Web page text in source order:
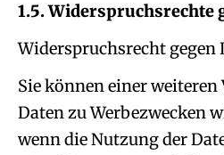
1.5. Widerspruchsrechte
Widerspruchsrecht
Sie können einer
Daten zu Werbezwecken
wenn die Nutzung der